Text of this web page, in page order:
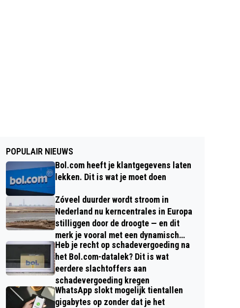
POPULAIR NIEUWS
Bol.com heeft je klantgegevens laten
lekken. Dit is wat je moet doen
Zóveel duurder wordt stroom in
Nederland nu kerncentrales in Europa
stilliggen door de droogte — en dit
merk je vooral met een dynamisch
contract
Heb je recht op schadevergoeding na
het Bol.com-datalek? Dit is wat
eerdere slachtoffers aan
schadevergoeding kregen
WhatsApp slokt mogelijk tientallen
gigabytes op zonder dat je het